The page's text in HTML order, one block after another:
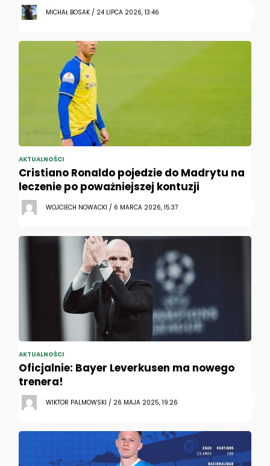
MICHAŁ BOSAK / 24 LIPCA 2026, 13:46
AKTUALNOŚCI
Cristiano Ronaldo pojedzie do Madrytu na
leczenie po poważniejszej kontuzji
WOJCIECH NOWACKI / 6 MARCA 2026, 15:37
AKTUALNOŚCI
Oficjalnie: Bayer Leverkusen ma nowego
trenera!
WIKTOR PALMOWSKI / 26 MAJA 2025, 19:26